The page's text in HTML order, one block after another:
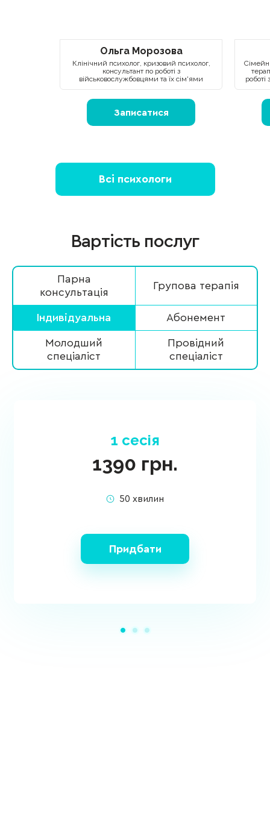
Ольга Морозова
Клінічний психолог, кризовий психолог,
консультант по роботі з
військовослужбовцями та їх сім'ями
Записатися
Всі психологи
Вартість послуг
Парна
консультація
Групова терапія
Індивідуальна Абонемент
Молодший
спеціаліст
Провідний
спеціаліст
1 сесія
1390 грн.
50 хвилин
Придбати